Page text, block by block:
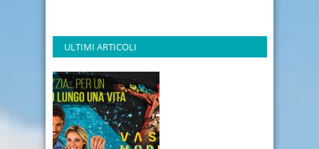
ULTIMI ARTICOLI